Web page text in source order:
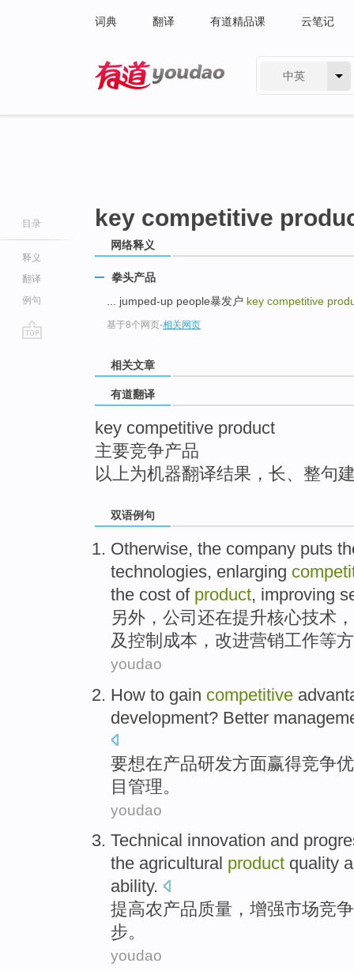
词典 翻译 有道精品课 云笔记
中英
目录
释义
翻译
例句
key competitive
网络释义
拳头产品
... jumped-up people暴发户 key competitive
基于8个网页-相关网页
相关文章
有道翻译
key competitive product
主要竞争产品
以上为机器翻译结果，长、整句
双语例句
Otherwise, the company puts
technologies, enlarging
the cost of product, improving
另外 ， 公司 还在提升核心技术 ，
及控制 成本 ， 改进营销工作等
youdao
How to gain competitive
development? Better
要想在产品研发方面赢得竞争
目管理。
youdao
Technical innovation and
the agricultural product quality
ability.
提高农产品质量 ， 增强市场竞
步。
youdao